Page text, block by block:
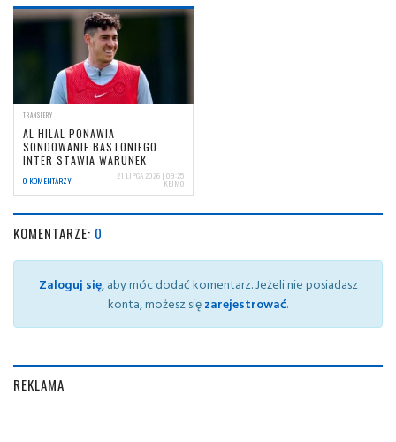
TRANSFERY
AL HILAL PONAWIA
SONDOWANIE BASTONIEGO.
INTER STAWIA WARUNEK
0 KOMENTARZY 21 LIPCA 2026 | 09:25
KEJMO
KOMENTARZE: 0
Zaloguj się, aby móc dodać komentarz. Jeżeli nie posiadasz
konta, możesz sięzarejestrować.
REKLAMA